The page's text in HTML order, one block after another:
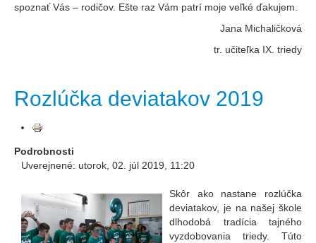
spoznať Vás – rodičov. Ešte raz Vám patrí moje veľké ďakujem.
Jana Michaličková
tr. učiteľka IX. triedy
Rozlúčka deviatakov 2019
Podrobnosti
Uverejnené: utorok, 02. júl 2019, 11:20
Skôr ako nastane rozlúčka
deviatakov, je na našej škole
dlhodobá tradícia tajného
vyzdobovania triedy. Túto